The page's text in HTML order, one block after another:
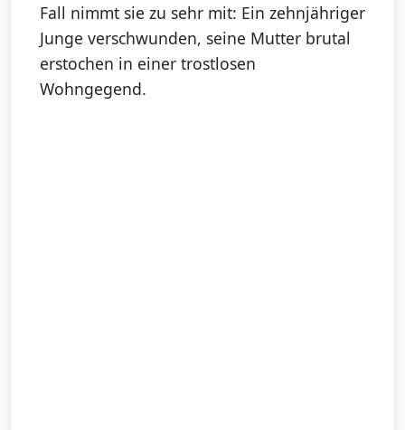
Fall nimmt sie zu sehr mit: Ein zehnjähriger
Junge verschwunden, seine Mutter brutal
erstochen in einer trostlosen
Wohngegend.